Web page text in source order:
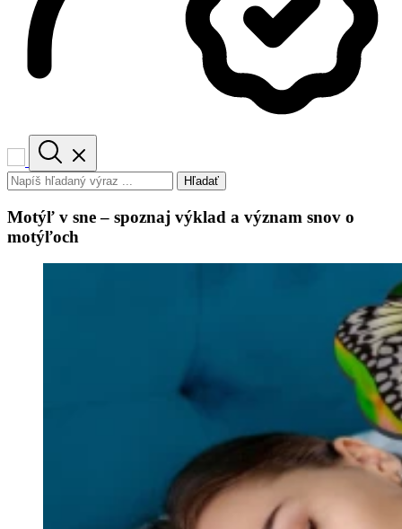
Hľadať
Motýľ v sne – spoznaj výklad a význam snov o
motýľoch